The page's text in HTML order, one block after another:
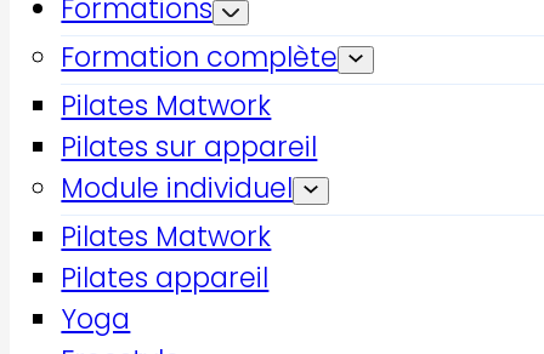
Formations
Formation complète
Pilates Matwork
Pilates sur appareil
Module individuel
Pilates Matwork
Pilates appareil
Yoga
Accueil
Formations qualifiantes
Pilates petit matériel
Pilates